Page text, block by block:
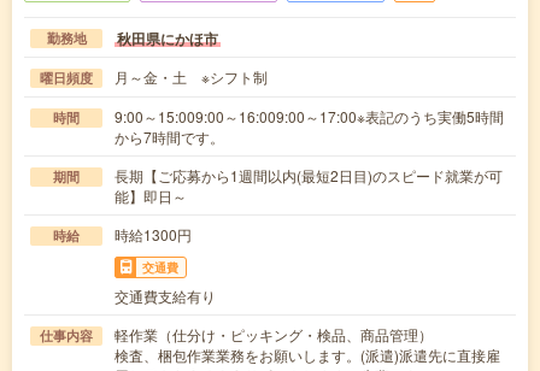
勤務地 秋田県にかほ市
曜日頻度 月～金・土 ※シフト制
時間
9:00～15:009:00～16:009:00～17:00※表記のうち実働5時間
から7時間です。
期間
長期【ご応募から1週間以内(最短2日目)のスピード就業が可
能】即日～
時給 時給1300円
交通費
交通費支給有り
仕事内容
軽作業（仕分け・ピッキング・検品、商品管理）
検査、梱包作業業務をお願いします。(派遣)派遣先に直接雇